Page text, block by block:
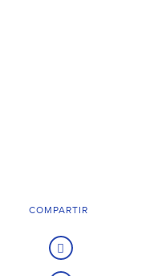
COMPARTIR